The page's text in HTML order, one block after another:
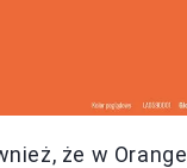
że w Orange